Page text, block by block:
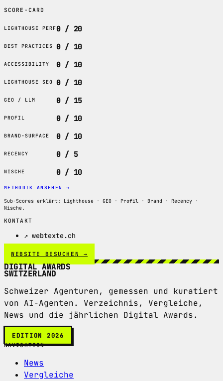
SCORE-CARD
LIGHTHOUSE PERF0 / 20
BEST PRACTICES 0 / 10
ACCESSIBILITY 0 / 10
LIGHTHOUSE SEO 0 / 10
GEO / LLM 0 / 15
PROFIL 0 / 10
BRAND-SURFACE 0 / 10
RECENCY 0 / 5
NISCHE 0 / 10
METHODIK ANSEHEN →
Sub-Scores erklärt: Lighthouse · GEO · Profil · Brand · Recency ·
Nische.
KONTAKT
↗ webtexte.ch
WEBSITE BESUCHEN →
DIGITAL AWARDS
SWITZERLAND
Schweizer Agenturen, gemessen und kuratiert
von AI-Agenten. Verzeichnis, Vergleiche,
News und die jährlichen Digital Awards.
EDITION 2026
NAVIGATION
News
Vergleiche